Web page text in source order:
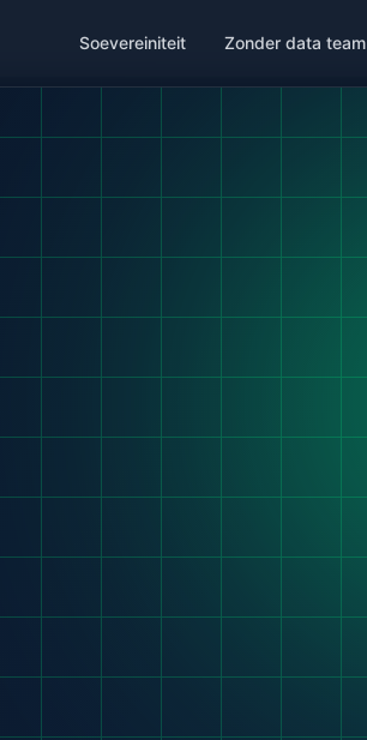
Soevereiniteit Zonder data team